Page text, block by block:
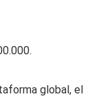
global, el